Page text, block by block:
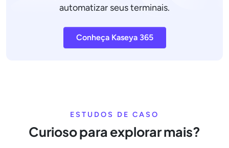
automatizar seus terminais.
Conheça Kaseya 365
ESTUDOS DE CASO
Curioso para explorar mais?